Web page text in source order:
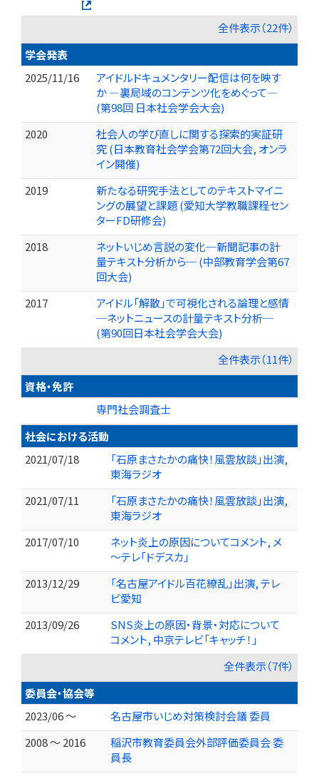
全件表示（22件）
学会発表
2025/11/16
アイドルドキュメンタリー配信は何を映す
か ―裏局域のコンテンツ化をめぐって―
(第98回 日本社会学会大会)
2020
社会人の学び直しに関する探索的実証研
究 (日本教育社会学会第72回大会, オンラ
イン開催)
2019
新たなる研究手法としてのテキストマイニ
ングの展望と課題 (愛知大学教職課程セン
ターFD研修会)
2018
ネットいじめ言説の変化─新聞記事の計
量テキスト分析から─ (中部教育学会第67
回大会)
2017
アイドル「解散」で可視化される論理と感情
─ネットニュースの計量テキスト分析─
(第90回日本社会学会大会)
全件表示（11件）
資格・免許
専門社会調査士
社会における活動
2021/07/18
「石原まさたかの痛快！風雲放談」出演,
東海ラジオ
2021/07/11
「石原まさたかの痛快！風雲放談」出演,
東海ラジオ
2017/07/10
ネット炎上の原因についてコメント, メ
～テレ「ドデスカ」
2013/12/29
「名古屋アイドル百花繚乱」出演, テレ
ビ愛知
2013/09/26
SNS炎上の原因・背景・対応について
コメント, 中京テレビ「キャッチ！」
全件表示（7件）
委員会・協会等
2023/06 ～
名古屋市いじめ対策検討会議 委員
2008 ～ 2016
稲沢市教育委員会外部評価委員会 委
員長